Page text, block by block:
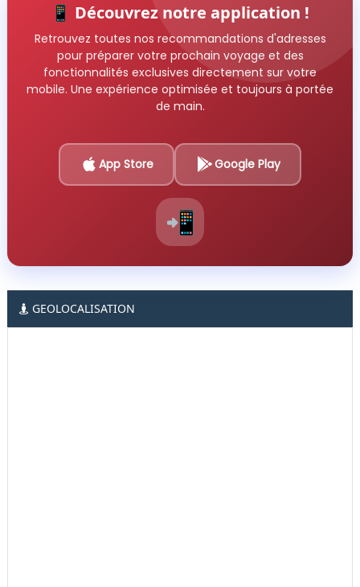
📱 Découvrez notre application !
Retrouvez toutes nos recommandations d'adresses
pour préparer votre prochain voyage et des
fonctionnalités exclusives directement sur votre
mobile. Une expérience optimisée et toujours à portée
de main.
App Store Google Play
📲
GEOLOCALISATION